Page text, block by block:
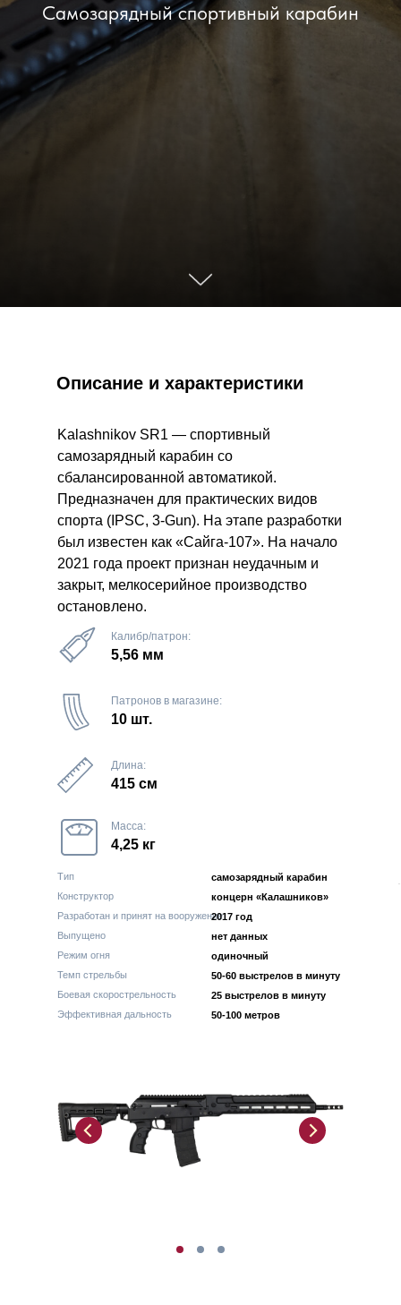
Самозарядный спортивный карабин
Kalashnikov SR1 — спортивный
самозарядный карабин со
сбалансированной автоматикой.
Предназначен для практических видов
спорта (IPSC, 3-Gun). На этапе разработки
был известен как «Сайга-107». На начало
2021 года проект признан неудачным и
закрыт, мелкосерийное производство
остановлено.
Описание и характеристики
Калибр/патрон:
Патронов в магазине:
5,56 мм
10 шт.
Длина:
Масса:
415 см
4,25 кг
Тип
Конструктор
Разработан и принят на вооружение
Выпущено
Режим огня
Темп стрельбы
Боевая скорострельность
Эффективная дальность
самозарядный карабин
концерн «Калашников»
2017 год
нет данных
одиночный
50-60 выстрелов в минуту
25 выстрелов в минуту
50-100 метров